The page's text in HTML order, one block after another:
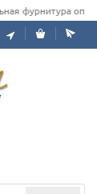
фурнитура